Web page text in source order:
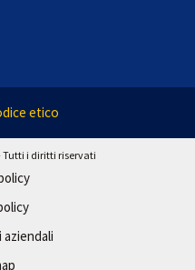
etico
Tutti i diritti riservati